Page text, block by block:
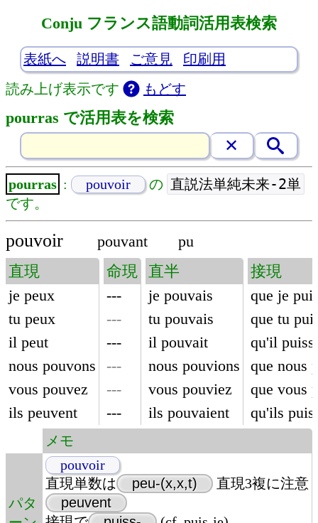
Conju フランス語動詞活用表検索
表紙へ 説明書 ご意見
印刷用
読み上げ表示です
もどす
pourras で活用表を検索
pourras : pouvoir の 直説法単純未来-2単
です。
pouvoir pouvant
pu
直現
je peux
tu peux
il peut
nous pouvons
vous pouvez
ils peuvent
命現
---
---
---
---
---
---
直半
je pouvais
tu pouvais
il pouvait
nous pouvions
vous pouviez
ils pouvaient
接現
que je
que tu
qu'il
que nous
que vous
qu'ils
メモ
パタ
pouvoir
直現単数は
peu-(x,x,t)
直現3複に注意
peuvent